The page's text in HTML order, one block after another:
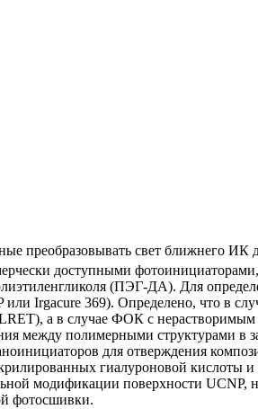
преобразовывать свет ближнего
доступными
(ПЭГ-ДА). Для
Irgacure 369). Определено, что в
а в случае ФОК с нерастворимым
между полимерными структурами
для отверждения
гиалуроновой кислоты
модификации поверхности
фотосшивки.